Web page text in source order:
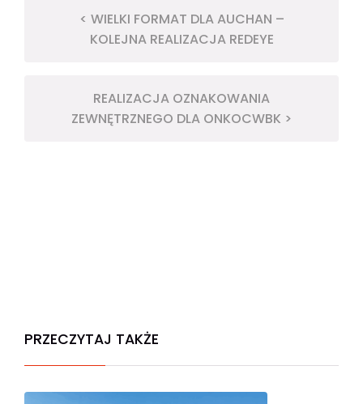
< WIELKI FORMAT DLA AUCHAN –
KOLEJNA REALIZACJA REDEYE
REALIZACJA OZNAKOWANIA
ZEWNĘTRZNEGO DLA ONKOCWBK >
PRZECZYTAJ TAKŻE